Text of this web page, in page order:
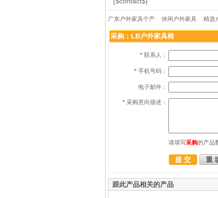
广东户外家具个产 休闲户外家具 精选
采购：LB户外家具椅
* 联系人：
* 手机号码：
电子邮件：
* 采购意向描述：
请填写采购的产品
跟此产品相关的产品